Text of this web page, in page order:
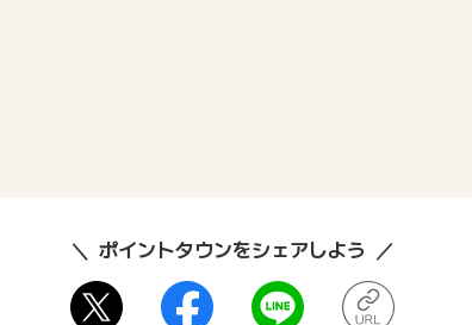
ポイントタウンをシェアしよう